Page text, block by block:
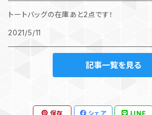
トートバッグの在庫あと2点です！
2021/5/11
記事一覧を見る
保存 シェア LINE